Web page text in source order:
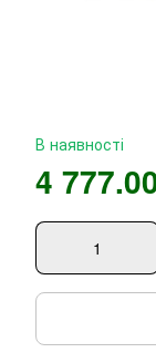
В наявності
4